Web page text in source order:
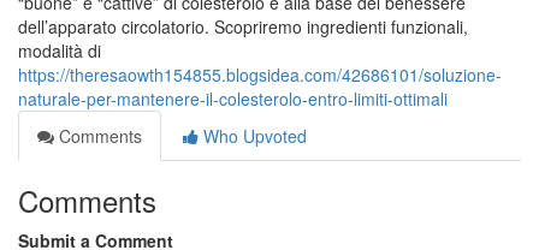
dell’apparato circolatorio. Scopriremo ingredienti funzionali,
modalità di
https://theresaowth154855.blogsidea.com/42686101/soluzione-
naturale-per-mantenere-il-colesterolo-entro-limiti-ottimali
Comments
Who Upvoted
Comments
Submit a Comment